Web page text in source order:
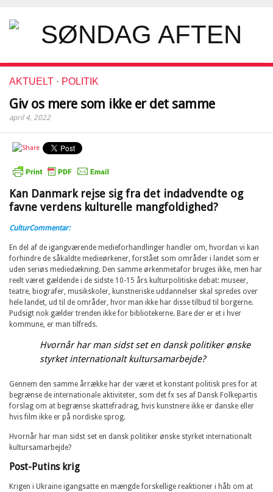
AKTUELT · POLITIK
Giv os mere som ikke er det samme
april 4, 2022
Kan Danmark rejse sig fra det indadvendte og
favne verdens kulturelle mangfoldighed?
CulturCommentar:
En del af de igangværende medieforhandlinger handler om, hvordan vi kan
forhindre de såkaldte medieørkener, forstået som områder i landet som er
uden seriøs mediedækning. Den samme ørkenmetafor bruges ikke, men har
reelt været gældende i de sidste 10-15 års kulturpolitiske debat: museer,
teatre, biografer, musikskoler, kunstneriske uddannelser skal spredes over
hele landet, ud til de områder, hvor man ikke har disse tilbud til borgerne.
Pudsigt nok gælder trenden ikke for bibliotekerne. Bare der er et i hver
kommune, er man tilfreds.
Hvornår har man sidst set en dansk politiker ønske
styrket internationalt kultursamarbejde?
Gennem den samme årrække har der været et konstant politisk pres for at
begrænse de internationale aktiviteter, som det fx ses af Dansk Folkepartis
forslag om at begrænse skattefradrag, hvis kunstnere ikke er danske eller
hvis film ikke er på nordiske sprog.
Hvornår har man sidst set en dansk politiker ønske styrket internationalt
kultursamarbejde?
Post-Putins krig
Krigen i Ukraine igangsatte en mængde forskellige reaktioner i håb om at